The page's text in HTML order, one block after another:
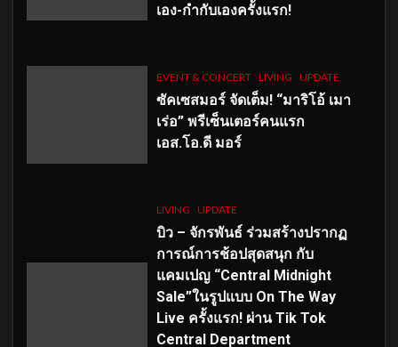
เอง-กำกับเองครั้งแรก!
EVENT & CONCERT LIVING UPDATE
ซัคเซสมอร์ จัดเต็ม! “มาริโอ้ เมา
เร่อ” พรีเซ็นเตอร์คนแรก
เอส.โอ.ดี มอร์
LIVING UPDATE
บิว – จักรพันธ์ ร่วมสร้างปรากฏ
การณ์การช้อปสุดสนุก กับ
แคมเปญ “Central Midnight
Sale”ในรูปแบบ On The Way
Live ครั้งแรก! ผ่าน Tik Tok
Central Department